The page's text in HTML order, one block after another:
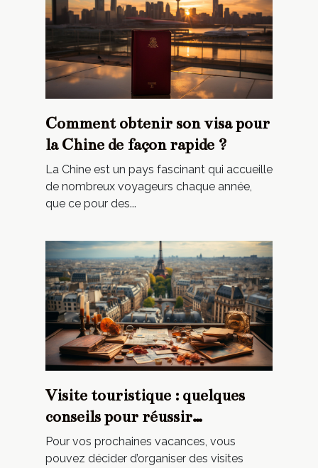
Comment obtenir son visa pour
la Chine de façon rapide ?
La Chine est un pays fascinant qui accueille
de nombreux voyageurs chaque année,
que ce pour des...
Visite touristique : quelques
conseils pour réussir
l’organisation
Pour vos prochaines vacances, vous
pouvez décider d’organiser des visites